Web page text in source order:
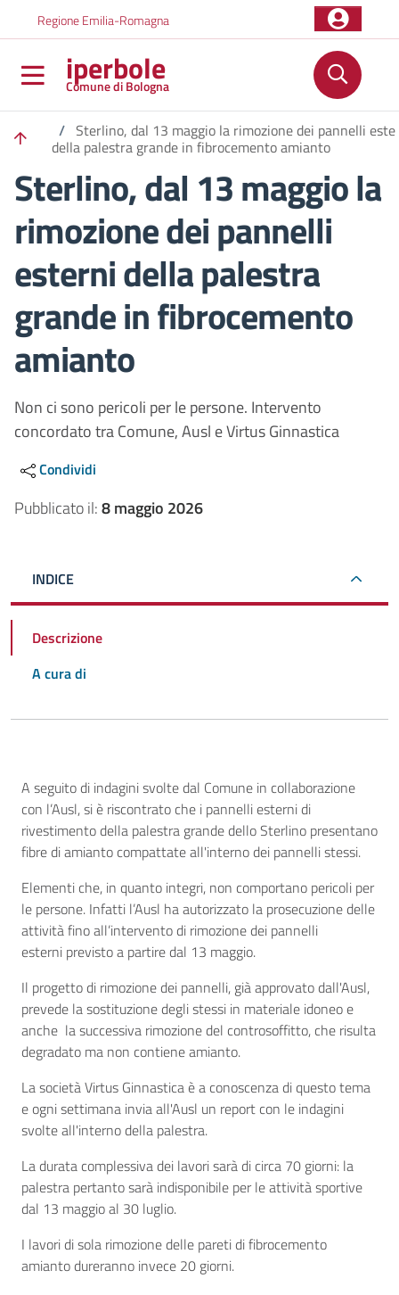
Regione Emilia-Romagna
iperbole
Comune di Bologna
/ Sterlino, dal 13 maggio la rimozione dei pannelli
della palestra grande in fibrocemento amianto
Sterlino, dal 13 maggio la
rimozione dei pannelli
esterni della palestra
grande in fibrocemento
amianto
Non ci sono pericoli per le persone. Intervento
concordato tra Comune, Ausl e Virtus Ginnastica
Condividi
Pubblicato il:8 maggio 2026
INDICE
Descrizione
A cura di
Descrizione
A seguito di indagini svolte dal Comune in collaborazione
con l’Ausl, si è riscontrato che i pannelli esterni di
rivestimento della palestra grande dello Sterlino presentano
fibre di amianto compattate all'interno dei pannelli stessi.
Elementi che, in quanto integri, non comportano pericoli per
le persone. Infatti l’Ausl ha autorizzato la prosecuzione delle
attività fino all’intervento di rimozione dei pannelli
esterni previsto a partiredal 13 maggio.
Il progetto di rimozione dei pannelli, già approvato dall'Ausl,
prevede la sostituzione degli stessi in materiale idoneo e
anche la successiva rimozione del controsoffitto, che risulta
degradato ma non contiene amianto.
La società Virtus Ginnastica è a conoscenza di questo tema
e ogni settimana invia all'Ausl un report con le indagini
svolte all'interno della palestra.
La durata complessiva dei lavori sarà di circa 70 giorni: la
palestra pertanto sarà indisponibile per le attività sportive
dal 13 maggio al 30 luglio.
I lavori di sola rimozione delle pareti di fibrocemento
amianto dureranno invece 20 giorni.